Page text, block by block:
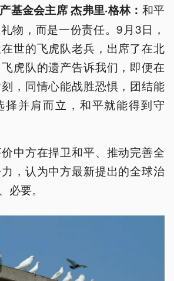
基金会主席 杰弗里·格林： 和平
物，而是一份责任。9月3日，
世的飞虎队老兵，出席了在北
虎队的遗产告诉我们，即便在
，同情心能战胜恐惧，团结能
择并肩而立，和平就能得到守
中方在捍卫和平、推动完善全
，认为中方最新提出的全球治
必要。